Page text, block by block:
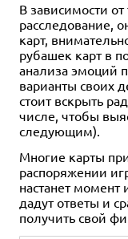
В зависимости
расследование,
карт,
рубашек карт в
анализа эмоций
варианты своих
стоит вскрыть
числе, чтобы
следующим).
Многие карты
распоряжении
настанет момент
дадут ответы и
получить свой